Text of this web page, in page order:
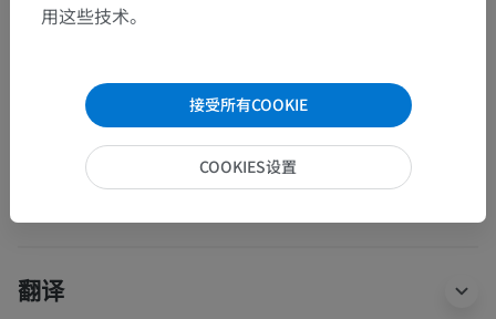
这个解剖部位没有子结构
人体解剖学1
人体神经解剖学
翻译
用这些技术。
接受所有COOKIE
COOKIES设置